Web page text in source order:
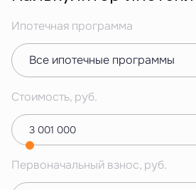
Ипотечная программа
Все ипотечные программы
Стоимость, руб.
Первоначальный взнос, руб.